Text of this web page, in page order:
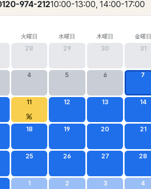
974-21210:00-13:00, 14:00-17:00
火曜日 水曜日 木曜日 金曜日
28 29 30 31
4 5 6 7
11 12 13 14
18 19 20 21
25 26 27 28
1 2 3 4